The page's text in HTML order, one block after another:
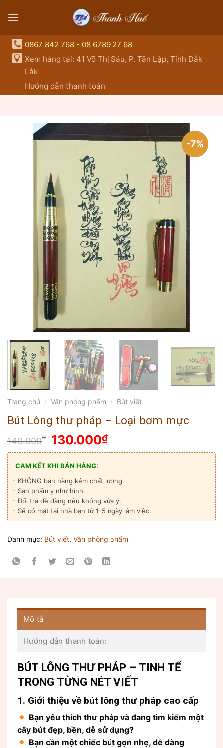
0867 842 768 - 08 6789 27 68
Xem hàng tại: 41 Võ Thị Sáu, P. Tân Lập, Tỉnh Đắk
Lắk
Hướng dẫn thanh toán
-7%
Trang chủ / Văn phòng phẩm / Bút viết
Bút Lông thư pháp – Loại bơm mực
140.000₫
Giá
gốc
là:
140.000₫.
130.000₫Giá
hiện
130.000₫.
CAM KẾT KHI BÁN HÀNG:
- KHÔNG bán hàng kém chất lượng.
- Sản phẩm y như hình.
- Đổi trả dễ dàng nếu không vừa ý.
- Sẽ có mặt tại nhà bạn từ 1-5 ngày làm việc.
Danh mục: Bút viết, Văn phòng phẩm
Mô tả
Hướng dẫn thanh toán:
BÚT LÔNG THƯ PHÁP – TINH TẾ
TRONG TỪNG NÉT VIẾT
1. Giới thiệu về bút lông thư pháp cao cấp
Bạn yêu thích thư pháp và đang tìm kiếm một
cây bút đẹp, bền, dễ sử dụng?
Bạn cần một chiếc bút gọn nhẹ, dễ dàng